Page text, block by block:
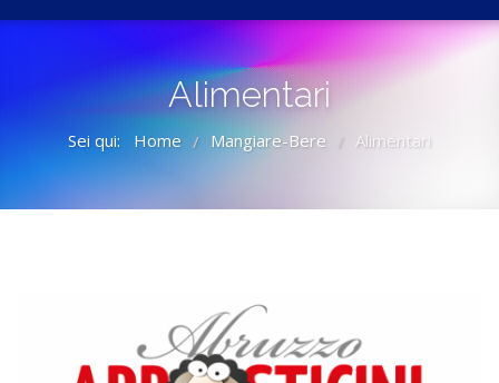
Alimentari
Sei qui: Home / Mangiare-Bere Alimentari